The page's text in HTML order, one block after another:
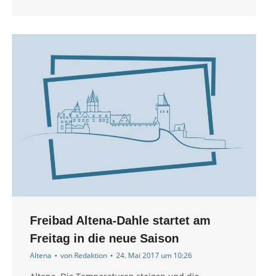
Freibad Altena-Dahle startet am
Freitag in die neue Saison
Altena von Redaktion 24. Mai 2017 um 10:26